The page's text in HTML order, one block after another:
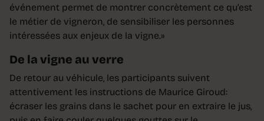
événement permet de montrer concrètement ce qu’est
le métier de vigneron, de sensibiliser les personnes
intéressées aux enjeux de la vigne.»
De la vigne au verre
De retour au véhicule, les participants suivent
attentivement les instructions de Maurice Giroud:
écraser les grains dans le sachet pour en extraire le jus,